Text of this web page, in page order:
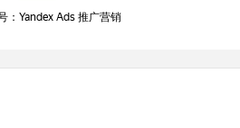
：Yandex Ads 推广营销